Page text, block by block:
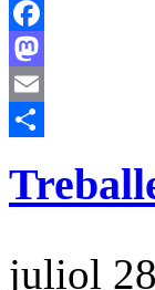
Facebook
Mastodon
Email
juliol